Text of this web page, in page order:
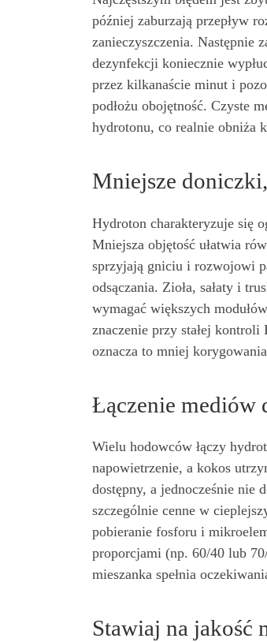
później zaburzają przepływ
zanieczyszczenia. Następnie
dezynfekcji koniecznie
przez kilkanaście minut i
podłożu obojętność. Czyste
hydrotonu, co realnie obniża
Mniejsze
Hydroton charakteryzuje się
Mniejsza objętość ułatwia
sprzyjają gniciu i rozwojowi
odsączania. Zioła, sałaty i
wymagać większych
znaczenie przy stałej
oznacza to mniej
Łączenie mediów
Wielu hodowców łączy
napowietrzenie, a kokos
dostępny, a jednocześnie
szczególnie cenne w
pobieranie fosforu i
proporcjami (np. 60/40 lub
mieszanka spełnia
Stawiaj na jakość